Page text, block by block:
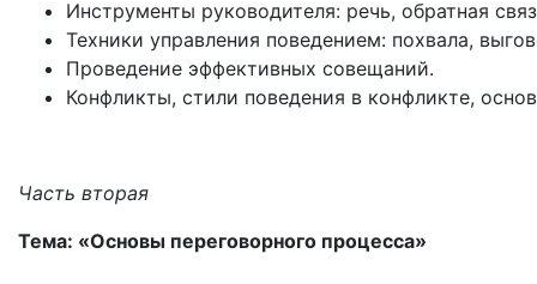
Инструменты руководителя: речь, обратная
Техники управления поведением: похвала,
Проведение эффективных совещаний.
Конфликты, стили поведения в конфликте,
Часть вторая
Тема: «Основы переговорного процесса»